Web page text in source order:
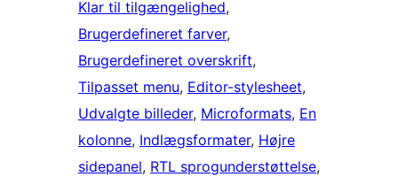
Klar til tilgængelighed
Brugerdefineret farver
Brugerdefineret overskrift
Tilpasset menu, Editor-stylesheet
Udvalgte billeder, Microformats, En
kolonne, Indlægsformater, Højre
sidepanel, RTL sprogunderstøttelse